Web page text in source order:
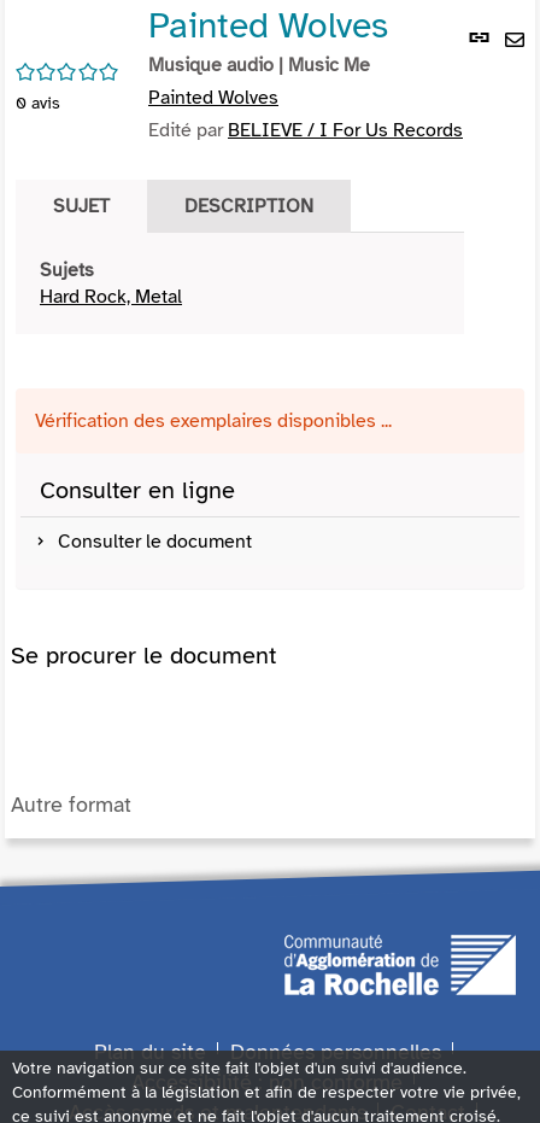
Lien
/5
0 avis
Painted Wolves
Musique audio | Music Me
Painted Wolves
Edité par BELIEVE / I For Us Records
SUJET DESCRIPTION
Sujets
Hard Rock, Metal
Vérification des exemplaires disponibles ...
Consulter en ligne
Consulter le document
Se procurer le document
Autre format
Plan du site
Données personnelles
Accessibilité : non conforme
Accès sourds et malentendants
Contact
Votre navigation sur ce site fait l'objet d'un suivi d'audience.
Conformément à la législation et afin de respecter votre vie privée,
ce suivi est anonyme et ne fait l'objet d'aucun traitement croisé.